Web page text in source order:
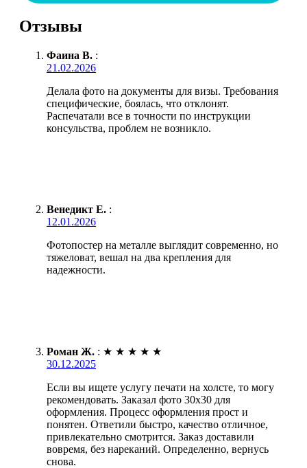
Отзывы
Фаина В. :
21.02.2026
Делала фото на документы для визы. Требования
специфические, боялась, что отклонят.
Распечатали все в точности по инструкции
консульства, проблем не возникло.
Венедикт Е. :
12.01.2026
Фотопостер на металле выглядит современно, но
тяжеловат, вешал на два крепления для
надежности.
Роман Ж. : ★ ★ ★ ★ ★
30.12.2025
Если вы ищете услугу печати на холсте, то могу
рекомендовать. Заказал фото 30х30 для
оформления. Процесс оформления прост и
понятен. Ответили быстро, качество отличное,
привлекательно смотрится. Заказ доставили
вовремя, без нареканий. Определенно, вернусь
снова.